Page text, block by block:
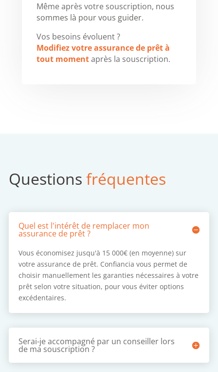
Même après votre souscription, nous
sommes là pour vous guider.
Vos besoins évoluent ?
Modifiez votre assurance de prêt à
tout momentaprès la souscription.
Questions fréquentes
Quel est l'intérêt de remplacer mon
assurance de prêt ?
Vous économisez jusqu'à 15 000€ (en moyenne) sur
votre assurance de prêt. Confiancia vous permet de
choisir manuellement les garanties nécessaires à votre
prêt selon votre situation, pour vous éviter options
excédentaires.
Serai-je accompagné par un conseiller lors
de ma souscription ?